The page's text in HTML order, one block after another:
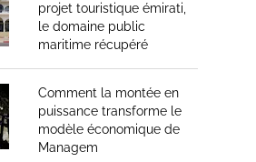
projet touristique émirati,
le domaine public
maritime récupéré
Comment la montée en
puissance transforme le
modèle économique de
Managem